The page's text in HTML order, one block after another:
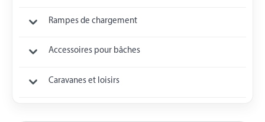
Rampes de chargement
Accessoires pour bâches
Caravanes et loisirs